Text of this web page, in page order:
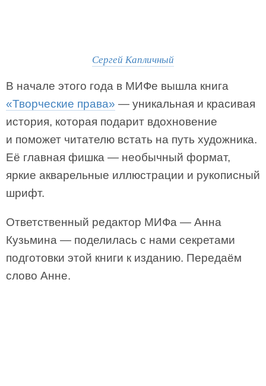
Сергей Капличный
В начале этого года в МИФе вышла книга
«Творческие права» — уникальная и красивая
история, которая подарит вдохновение
и поможет читателю встать на путь художника.
Её главная фишка — необычный формат,
яркие акварельные иллюстрации и рукописный
шрифт.
Ответственный редактор МИФа — Анна
Кузьмина — поделилась с нами секретами
подготовки этой книги к изданию. Передаём
слово Анне.